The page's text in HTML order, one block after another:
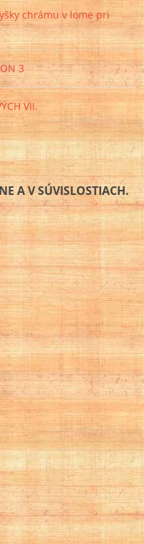
chrámu v lome pri
3
VII.
A V SÚVISLOSTIACH.